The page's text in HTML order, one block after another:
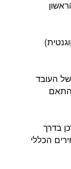
העובד
בדרך
הכללי